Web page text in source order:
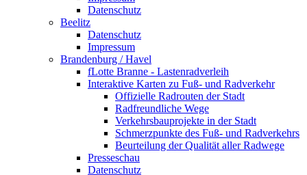
Datenschutz
Beelitz
Datenschutz
Impressum
Brandenburg / Havel
fLotte Branne - Lastenradverleih
Interaktive Karten zu Fuß- und Radverkehr
Offizielle Radrouten der Stadt
Radfreundliche Wege
Verkehrsbauprojekte in der Stadt
Schmerzpunkte des Fuß- und Radverkehrs
Beurteilung der Qualität aller Radwege
Presseschau
Datenschutz